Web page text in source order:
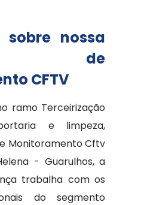
nossa
de
CFTV
ramo Terceirização
e limpeza,
Monitoramento Cftv
- Guarulhos, a
trabalha com os
do segmento